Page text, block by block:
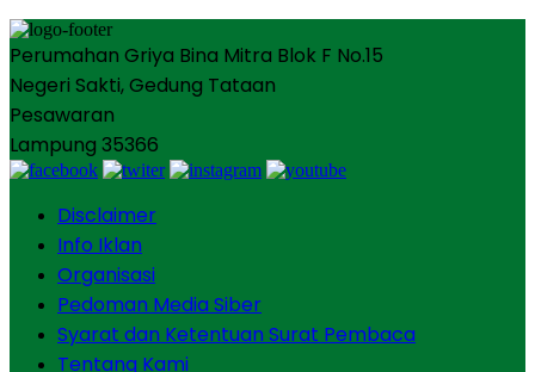
Perumahan Griya Bina Mitra Blok F No.15
Negeri Sakti, Gedung Tataan
Pesawaran
Lampung 35366
Disclaimer
Info Iklan
Organisasi
Pedoman Media Siber
Syarat dan Ketentuan Surat Pembaca
Tentang Kami